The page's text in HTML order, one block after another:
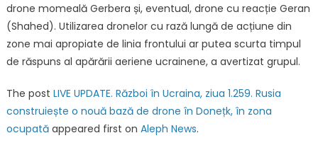
drone momeală Gerbera și, eventual, drone cu reacție Geran
(Shahed). Utilizarea dronelor cu rază lungă de acțiune din
zone mai apropiate de linia frontului ar putea scurta timpul
de răspuns al apărării aeriene ucrainene, a avertizat grupul.
The post LIVE UPDATE. Război în Ucraina, ziua 1.259. Rusia
construiește o nouă bază de drone în Donețk, în zona
ocupatăappeared first on Aleph News.